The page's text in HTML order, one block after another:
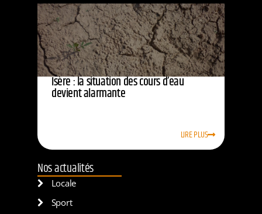
Isère : la situation des cours d’eau
devient alarmante
LIRE PLUS
Nos actualités
Locale
Sport